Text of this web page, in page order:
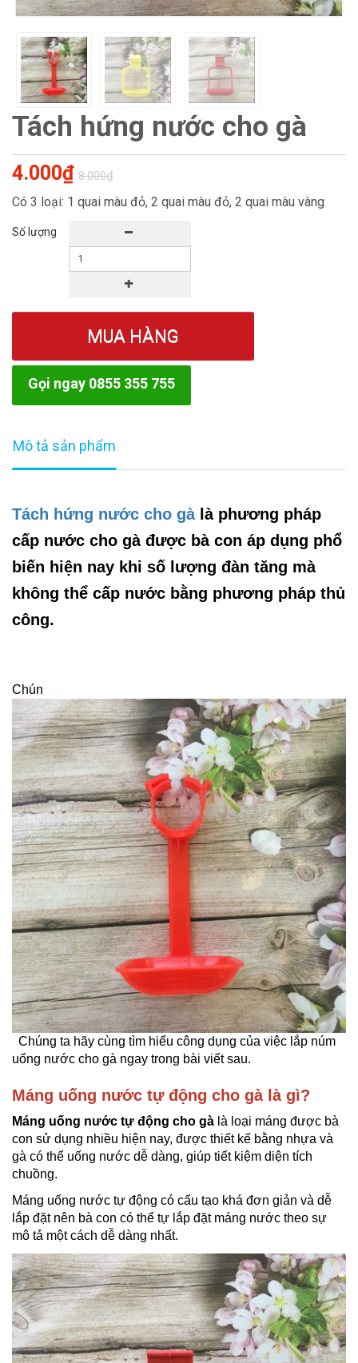
Tách hứng nước cho gà
4.000₫ 8.000₫
Có 3 loại: 1 quai màu đỏ, 2 quai màu đỏ, 2 quai màu vàng
Số lượng
MUA HÀNG
Gọi ngay 0855 355 755
Mô tả sản phẩm
Tách hứng nước cho gàlà phương pháp
cấp nước cho gà được bà con áp dụng phổ
biến hiện nay khi số lượng đàn tăng mà
không thể cấp nước bằng phương pháp thủ
công.
Chún
Chúng ta hãy cùng tìm hiểu công dụng của việc lắp núm
uống nước cho gà ngay trong bài viết sau.
Máng uống nước tự động cho gà là gì?
Máng uống nước tự động cho gà là loại máng được bà
con sử dụng nhiều hiện nay, được thiết kế bằng nhựa và
gà có thể uống nước dễ dàng, giúp tiết kiệm diện tích
chuồng.
Máng uống nước tự động có cấu tạo khá đơn giản và dễ
lắp đặt nên bà con có thể tự lắp đặt máng nước theo sự
mô tả một cách dễ dàng nhất.